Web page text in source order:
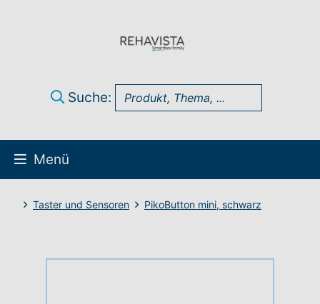
Suche:
Menü
Über unsTaster und Sensoren PikoButton mini, schwarz